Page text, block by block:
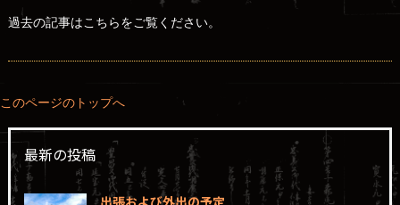
過去の記事はこちらをご覧ください。
このページのトップへ
最新の投稿
出張および外出の予定